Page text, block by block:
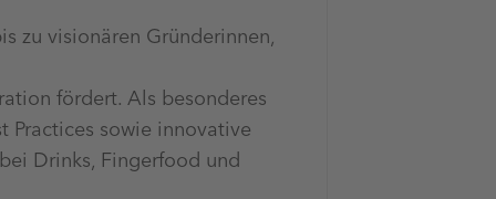
zu visionären Gründerinnen,
fördert. Als besonderes
Practices sowie innovative
Drinks, Fingerfood und